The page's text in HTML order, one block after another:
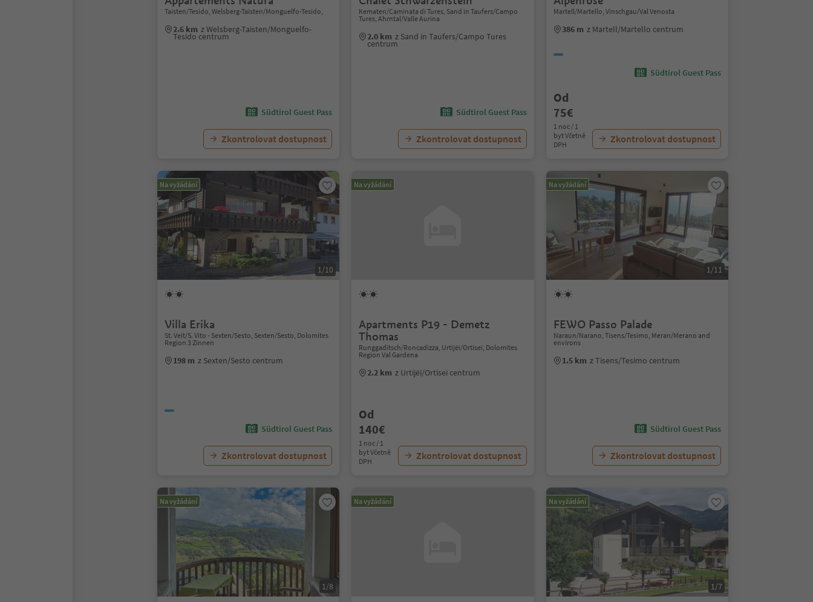
Taisten/Tesido, Welsberg-Taisten/Monguelfo-Tesido,
2.6 km z Welsberg-Taisten/Monguelfo-
Tesido centrum
Südtirol Guest Pass
Zkontrolovat dostupnost
Kematen/Caminata di Tures, Sand in Taufers/Campo
Tures, Ahrntal/Valle Aurina
2.0 km z Sand in Taufers/Campo Tures
centrum
Südtirol Guest Pass
Zkontrolovat dostupnost
Martell/Martello, Vinschgau/Val Venosta
386 m z Martell/Martello centrum
Südtirol Guest Pass
Od
75€
1 noc / 1
byt Včetně
DPH
Zkontrolovat dostupnost
Na vyžádání
1/10
Villa Erika
St. Veit/S. Vito - Sexten/Sesto, Sexten/Sesto, Dolomites
Region 3 Zinnen
198 m z Sexten/Sesto centrum
Südtirol Guest Pass
Zkontrolovat dostupnost
Na vyžádání
Apartments P19 - Demetz
Thomas
Runggaditsch/Roncadizza, Urtijëi/Ortisei, Dolomites
Region Val Gardena
2.2 km z Urtijëi/Ortisei centrum
Od
140€
1 noc / 1
byt Včetně
DPH
Zkontrolovat dostupnost
Na vyžádání
1/11
FEWO Passo Palade
Naraun/Narano, Tisens/Tesimo, Meran/Merano and
environs
1.5 km z Tisens/Tesimo centrum
Südtirol Guest Pass
Zkontrolovat dostupnost
Na vyžádání
1/8
Na vyžádání Na vyžádání
1/7